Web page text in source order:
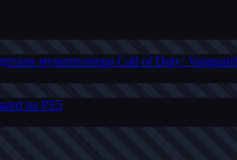
мультиплеера Call of Duty: Vanguard
на PS5